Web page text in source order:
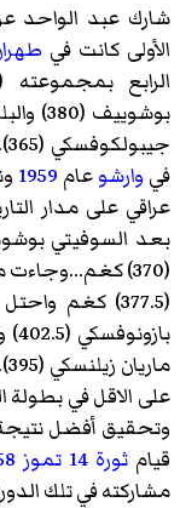
شارك عبد الواحد
الأولى كانت في
الرابع بمجموعته (362.5) كغم.. خلف :
بوشوييف (380) والبلغاري
جيبولكوفسكي
في وارشوعام 1959
بعد السوفيتي بوشوييف (385)كغم
(370) كغم...وجاءت مشاركته الثالثة في
(377.5) كغم واحتل بها المركز الرابع بعد الرباعين :
بازونوفسكي (402.5)
ماريان زيلنسكي
على الاقل في بطولة
وتحقيق أفضل نتيجة
قيام ثورة 14 تموز 1958
مشاركته في تلك